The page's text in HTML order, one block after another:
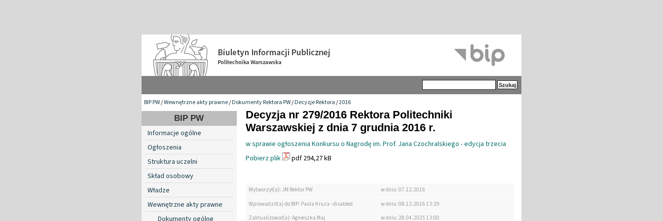
BIP PW/Wewnętrzne akty prawne/Dokumenty Rektora PW/Decyzje Rektora/2016
BIP PW
Informacje ogólne
Ogłoszenia
Struktura uczelni
Skład osobowy
Władze
Wewnętrzne akty prawne
Dokumenty ogólne
Decyzja nr 279/2016 Rektora Politechniki
Warszawskiej z dnia 7 grudnia 2016 r.
w sprawie ogłoszenia Konkursu o Nagrodę im. Prof. Jana Czochralskiego - edycja trzecia
Pobierz plik
pdf 294,27 kB
Wytworzył(a): JM Rektor PW
w dniu: 07.12.2016
Wprowadził(a) do BIP: Paula Kruza - disabled
w dniu: 08.12.2016 13:29
Zaktualizował(a): Agnieszka Maj
w dniu: 28.04.2025 13:00